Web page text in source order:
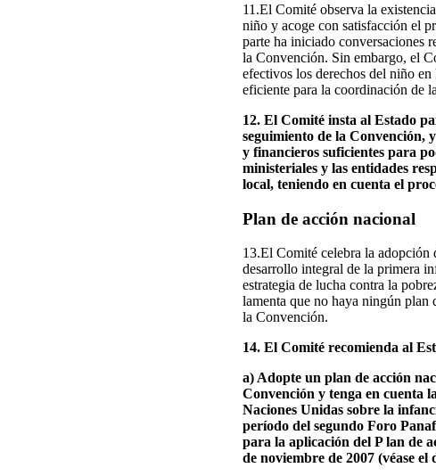
11.El Comité observa la
niño y acoge con satisfacción el
parte ha iniciado conversaciones
la Convención. Sin embargo, el
efectivos los derechos del niño
eficiente para la coordinación de
12. El Comité insta al Estado
seguimiento de la Convención,
y financieros suficientes para
ministeriales y las entidades
local, teniendo en cuenta el
Plan de acción nacional
13.El Comité celebra la adopción
desarrollo integral de la primera
estrategia de lucha contra la
lamenta que no haya ningún plan
la Convención.
14. El Comité recomienda al
a) Adopte un plan de acción
Convención y tenga en cuenta
Naciones Unidas sobre la
período del segundo Foro
para la aplicación del P lan de
de noviembre de 2007 (véase el